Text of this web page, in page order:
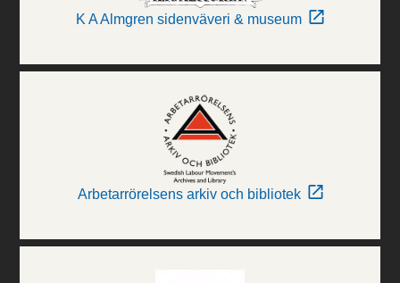
K A Almgren sidenväveri & museum
Arbetarrörelsens arkiv och bibliotek